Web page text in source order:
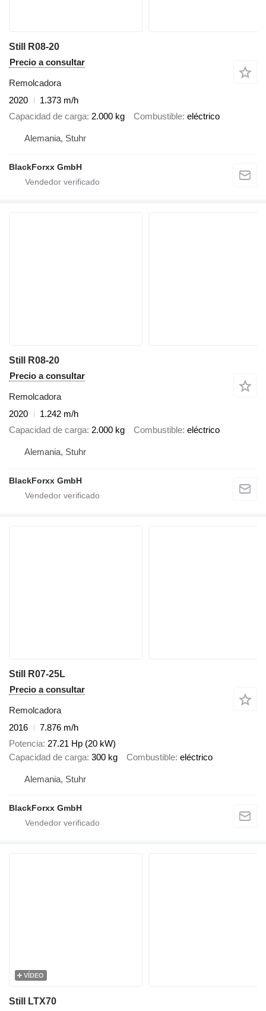
Still R08-20
Precio a consultar
Remolcadora
2020
1.373 m/h
Capacidad de carga 2.000 kg Combustible eléctrico
Alemania, Stuhr
BlackForxx GmbH
Still R08-20
Precio a consultar
Remolcadora
2020
1.242 m/h
Capacidad de carga 2.000 kg Combustible eléctrico
Alemania, Stuhr
BlackForxx GmbH
Still R07-25L
Precio a consultar
Remolcadora
2016
7.876 m/h
Potencia 27.21 Hp (20 kW)
Capacidad de carga 300 kg Combustible eléctrico
Alemania, Stuhr
BlackForxx GmbH
VÍDEO
Still LTX70